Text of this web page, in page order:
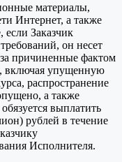
материалы,
Интернет, а также
Заказчик
он несет
причиненные фактом
включая упущенную
распространение
а также
выплатить
рублей в течение
Исполнителя.